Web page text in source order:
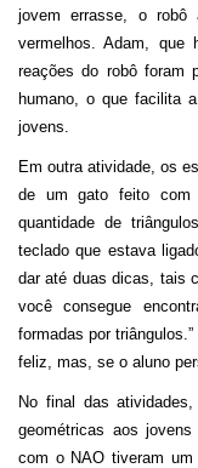
jovem errasse, o
vermelhos. Adam, que
reações do robô foram
humano, o que facilita
jovens.
Em outra atividade, os
de um gato feito com
quantidade de
teclado que estava
dar até duas dicas, tais
você consegue
formadas por
feliz, mas, se o aluno
No final das
geométricas aos
com o NAO tiveram um